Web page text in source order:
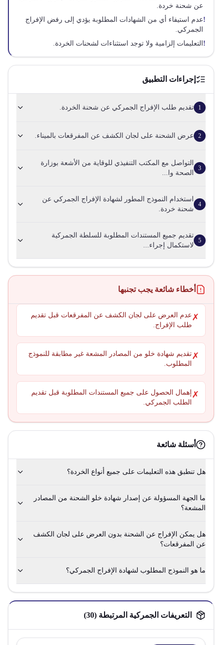
عن شحنة خردة.
!عدم استيفاء أي من الشهادات المطلوبة يؤدي إلى رفض الإفراج
الجمركي.
! التعليمات إلزامية ولا توجد استثناءات لشحنات الخردة.
إجراءات التطبيق
1 تقديم طلب الإفراج الجمركي عن شحنة الخردة.
2 عرض الشحنة على لجان الكشف عن المفرقعات بالميناء.
3
التواصل مع المكتب التنفيذي للوقاية من الأشعة بوزارة
الصحة وا...
4
استخدام النموذج المطور لشهادة الإفراج الجمركي عن
شحنة خردة.
5
تقديم جميع المستندات المطلوبة للسلطة الجمركية
لاستكمال إجراء...
أخطاء شائعة يجب تجنبها
✗ عدم العرض على لجان الكشف عن المفرقعات قبل تقديم
طلب الإفراج.
✗تقديم شهادة خلو من المصادر المشعة غير مطابقة للنموذج
المطلوب.
✗ إهمال الحصول على جميع المستندات المطلوبة قبل تقديم
الطلب الجمركي.
أسئلة شائعة
هل تنطبق هذه التعليمات على جميع أنواع الخردة؟
ما الجهة المسؤولة عن إصدار شهادة خلو الشحنة من المصادر
المشعة؟
هل يمكن الإفراج عن الشحنة بدون العرض على لجان الكشف
عن المفرقعات؟
ما هو النموذج المطلوب لشهادة الإفراج الجمركي؟
التعريفات الجمركية المرتبطة (30
)